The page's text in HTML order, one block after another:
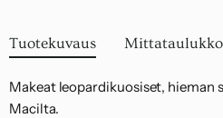
Tuotekuvaus
Mittataulukko
Makeat leopardikuosiset,
Macilta.